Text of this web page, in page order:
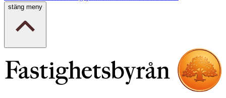
stäng meny